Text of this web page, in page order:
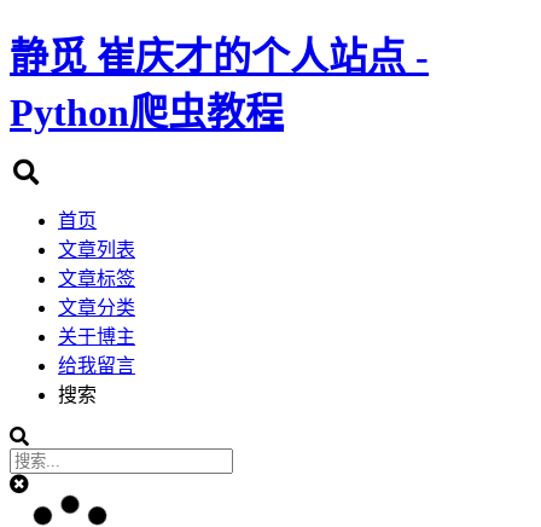
静觅 崔庆才的个人站点 -
Python爬虫教程
首页
文章列表
文章标签
文章分类
关于博主
给我留言
搜索